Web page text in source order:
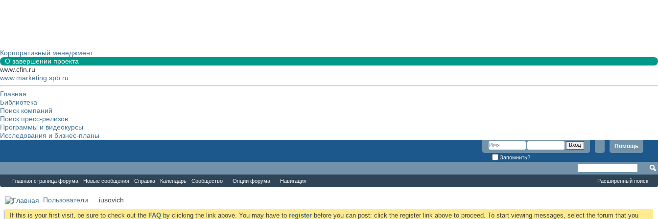
Корпоративный менеджмент
О завершении проекта
www.cfin.ru
www.marketing.spb.ru
Главная
Библиотека
Поиск компаний
Поиск пресс-релизов
Программы и видеокурсы
Исследования и бизнес-планы
Помощь
Запомнить?
Главная страница форума Новые сообщения Справка Календарь Сообщество Опции форума Навигация Расширенный поиск
Пользователи iusovich
If this is your first visit, be sure to check out the FAQ by clicking the link above. You may have to register before you can post: click the register link above to proceed. To start viewing messages, select the forum that you